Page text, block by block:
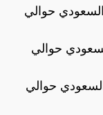
حوالي
حوالي
حوالي